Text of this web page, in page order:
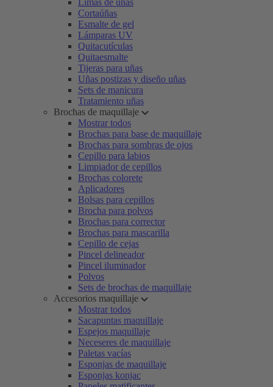
Limas de uñas
Cortaúñas
Esmalte de gel
Lámparas UV
Quitacutículas
Quitaesmalte
Tijeras para uñas
Uñas postizas y diseño uñas
Sets de manicura
Tratamiento uñas
Brochas de maquillaje
Mostrar todos
Brochas para base de maquillaje
Brochas para sombras de ojos
Cepillo para labios
Limpiador de cepillos
Brochas colorete
Aplicadores
Bolsas para cepillos
Brocha para polvos
Brochas para corrector
Brochas para mascarilla
Cepillo de cejas
Pincel delineador
Pincel iluminador
Polvos
Sets de brochas de maquillaje
Accesorios maquillaje
Mostrar todos
Sacapuntas maquillaje
Espejos maquillaje
Neceseres de maquillaje
Paletas vacías
Esponjas de maquillaje
Esponjas konjac